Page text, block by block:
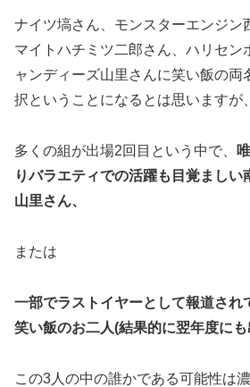
ナイツ塙さん、モンスターエンジン
マイトハチミツ二郎さん、ハリセン
ャンディーズ山里さんに笑い飯の両
択ということになるとは思いますが、
多くの組が出場2回目という中で、
りバラエティでの活躍も目覚ましい
山里さん、
または
一部でラストイヤーとして報道され
笑い飯のお二人(結果的に翌年度にも
この3人の中の誰かである可能性は